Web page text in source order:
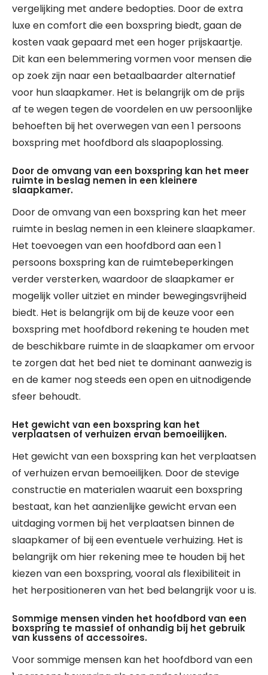
vergelijking met andere bedopties. Door de extra
luxe en comfort die een boxspring biedt, gaan de
kosten vaak gepaard met een hoger prijskaartje.
Dit kan een belemmering vormen voor mensen die
op zoek zijn naar een betaalbaarder alternatief
voor hun slaapkamer. Het is belangrijk om de prijs
af te wegen tegen de voordelen en uw persoonlijke
behoeften bij het overwegen van een 1 persoons
boxspring met hoofdbord als slaapoplossing.
Door de omvang van een boxspring kan het meer
ruimte in beslag nemen in een kleinere
slaapkamer.
Door de omvang van een boxspring kan het meer
ruimte in beslag nemen in een kleinere slaapkamer.
Het toevoegen van een hoofdbord aan een 1
persoons boxspring kan de ruimtebeperkingen
verder versterken, waardoor de slaapkamer er
mogelijk voller uitziet en minder bewegingsvrijheid
biedt. Het is belangrijk om bij de keuze voor een
boxspring met hoofdbord rekening te houden met
de beschikbare ruimte in de slaapkamer om ervoor
te zorgen dat het bed niet te dominant aanwezig is
en de kamer nog steeds een open en uitnodigende
sfeer behoudt.
Het gewicht van een boxspring kan het
verplaatsen of verhuizen ervan bemoeilijken.
Het gewicht van een boxspring kan het verplaatsen
of verhuizen ervan bemoeilijken. Door de stevige
constructie en materialen waaruit een boxspring
bestaat, kan het aanzienlijke gewicht ervan een
uitdaging vormen bij het verplaatsen binnen de
slaapkamer of bij een eventuele verhuizing. Het is
belangrijk om hier rekening mee te houden bij het
kiezen van een boxspring, vooral als flexibiliteit in
het herpositioneren van het bed belangrijk voor u is.
Sommige mensen vinden het hoofdbord van een
boxspring te massief of onhandig bij het gebruik
van kussens of accessoires.
Voor sommige mensen kan het hoofdbord van een